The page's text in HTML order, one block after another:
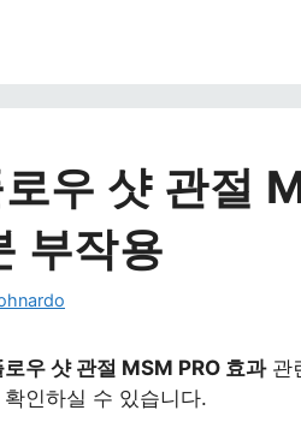
우 샷 관절
부작용
로우 샷 관절 MSM PRO 효과관
확인하실 수 있습니다.